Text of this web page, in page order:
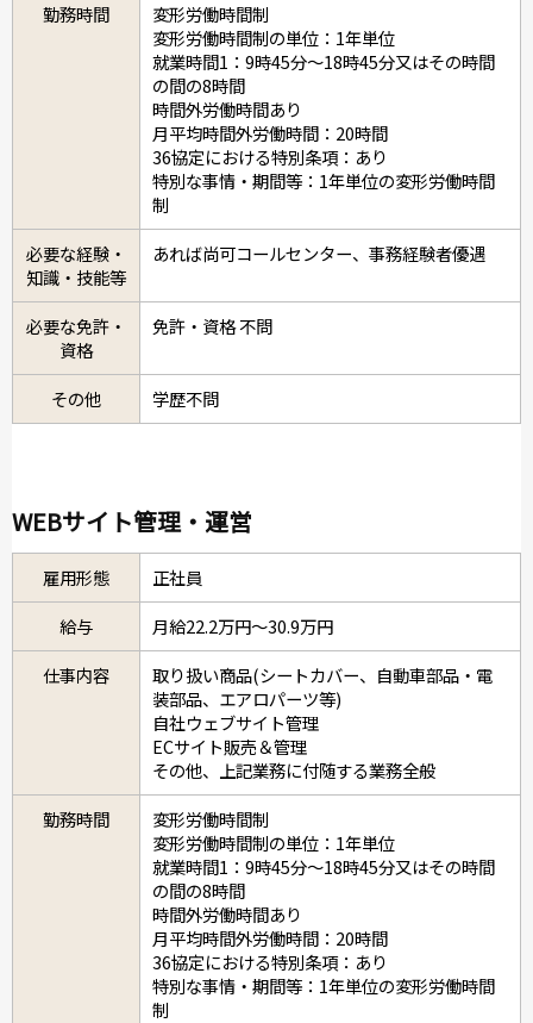
勤務時間
変形労働時間制
変形労働時間制の単位：1年単位
就業時間1：9時45分～18時45分又はその時間
の間の8時間
時間外労働時間あり
月平均時間外労働時間：20時間
36協定における特別条項：あり
特別な事情・期間等：1年単位の変形労働時間
制
必要な経験・
知識・技能等
あれば尚可コールセンター、事務経験者優遇
必要な免許・
資格
免許・資格 不問
その他 学歴不問
WEBサイト管理・運営
雇用形態
正社員
給与
月給22.2万円～30.9万円
仕事内容
取り扱い商品(シートカバー、自動車部品・電
装部品、エアロパーツ等)
自社ウェブサイト管理
ECサイト販売＆管理
その他、上記業務に付随する業務全般
勤務時間
変形労働時間制
変形労働時間制の単位：1年単位
就業時間1：9時45分～18時45分又はその時間
の間の8時間
時間外労働時間あり
月平均時間外労働時間：20時間
36協定における特別条項：あり
特別な事情・期間等：1年単位の変形労働時間
制